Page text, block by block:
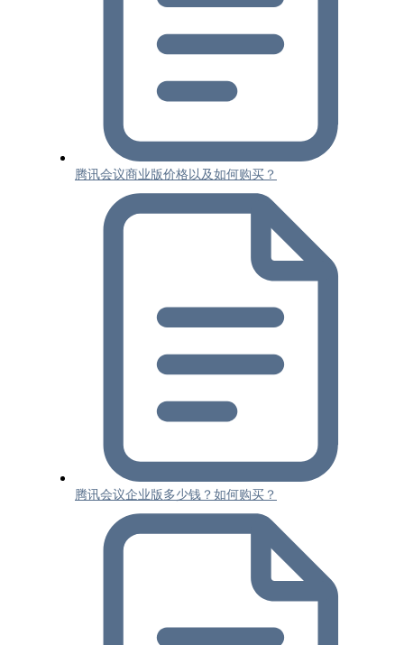
腾讯会议商业版价格以及如何购买？
腾讯会议企业版多少钱？如何购买？